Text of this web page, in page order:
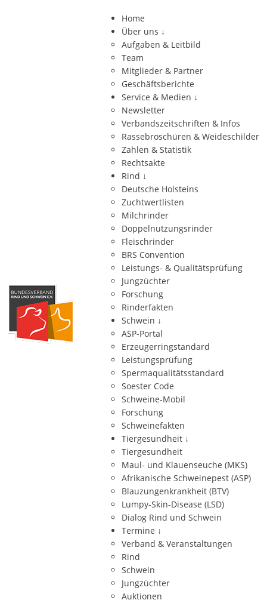
Home
Über uns ↓
Aufgaben & Leitbild
Team
Mitglieder & Partner
Geschäftsberichte
Service & Medien ↓
Newsletter
Verbandszeitschriften & Infos
Rassebroschüren & Weideschilder
Zahlen & Statistik
Rechtsakte
Rind ↓
Deutsche Holsteins
Zuchtwertlisten
Milchrinder
Doppelnutzungsrinder
Fleischrinder
BRS Convention
Leistungs- & Qualitätsprüfung
Jungzüchter
Forschung
Rinderfakten
Schwein ↓
ASP-Portal
Erzeugerringstandard
Leistungsprüfung
Spermaqualitätsstandard
Soester Code
Schweine-Mobil
Forschung
Schweinefakten
Tiergesundheit ↓
Tiergesundheit
Maul- und Klauenseuche (MKS)
Afrikanische Schweinepest (ASP)
Blauzungenkrankheit (BTV)
Lumpy-Skin-Disease (LSD)
Dialog Rind und Schwein
Termine ↓
Verband & Veranstaltungen
Rind
Schwein
Jungzüchter
Auktionen